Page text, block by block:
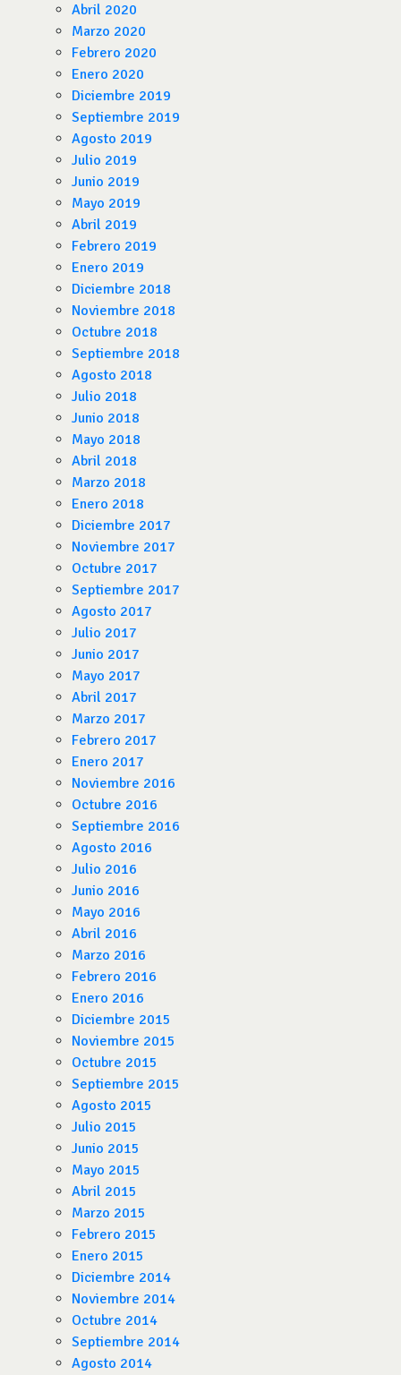
Abril 2020
Marzo 2020
Febrero 2020
Enero 2020
Diciembre 2019
Septiembre 2019
Agosto 2019
Julio 2019
Junio 2019
Mayo 2019
Abril 2019
Febrero 2019
Enero 2019
Diciembre 2018
Noviembre 2018
Octubre 2018
Septiembre 2018
Agosto 2018
Julio 2018
Junio 2018
Mayo 2018
Abril 2018
Marzo 2018
Enero 2018
Diciembre 2017
Noviembre 2017
Octubre 2017
Septiembre 2017
Agosto 2017
Julio 2017
Junio 2017
Mayo 2017
Abril 2017
Marzo 2017
Febrero 2017
Enero 2017
Noviembre 2016
Octubre 2016
Septiembre 2016
Agosto 2016
Julio 2016
Junio 2016
Mayo 2016
Abril 2016
Marzo 2016
Febrero 2016
Enero 2016
Diciembre 2015
Noviembre 2015
Octubre 2015
Septiembre 2015
Agosto 2015
Julio 2015
Junio 2015
Mayo 2015
Abril 2015
Marzo 2015
Febrero 2015
Enero 2015
Diciembre 2014
Noviembre 2014
Octubre 2014
Septiembre 2014
Agosto 2014